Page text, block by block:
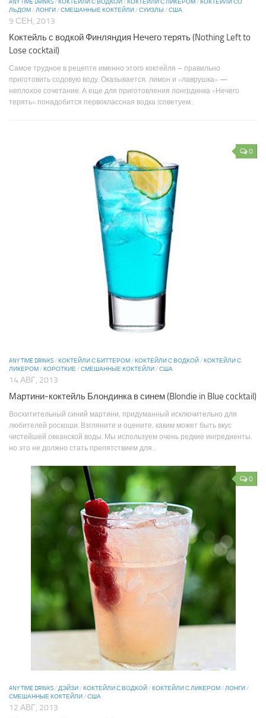
ANY TIME DRINKS/ КОКТЕЙЛИ С ВОДКОЙ / КОКТЕЙЛИ С ЛИКЕРОМ / КОКТЕЙЛИ СО
ЛЬДОМ/ЛОНГИ/СМЕШАННЫЕ КОКТЕЙЛИ/СУИЗЛЫ /США
9 СЕН, 2013
Коктейль с водкой Финляндия Нечего терять (Nothing Left to
Lose cocktail)
Самое трудное в рецепте именно этого коктейля – правильно
приготовить содовую воду. Оказывается, лимон и «лаврушка» —
неплохое сочетание. А еще для приготовления лонгрдинка «Нечего
терять» понадобится первоклассная водка (советуем...
0
ANY TIME DRINKS/КОКТЕЙЛИ С БИТТЕРОМ/КОКТЕЙЛИ С ВОДКОЙ/КОКТЕЙЛИ С
ЛИКЕРОМ/КОРОТКИЕ/СМЕШАННЫЕ КОКТЕЙЛИ/США
14 АВГ, 2013
Мартини-коктейль Блондинка в синем (Blondie in Blue cocktail)
Восхитительный синий мартини, придуманный исключительно для
любителей роскоши. Взгляните и оцените, каким может быть вкус
чистейшей океанской воды. Мы используем очень редкие ингредиенты,
но это не должно стать препятствием для...
0
ANY TIME DRINKS/ДЭЙЗИ/КОКТЕЙЛИ С ВОДКОЙ/КОКТЕЙЛИ С ЛИКЕРОМ/ЛОНГИ/
СМЕШАННЫЕ КОКТЕЙЛИ/США
12 АВГ, 2013